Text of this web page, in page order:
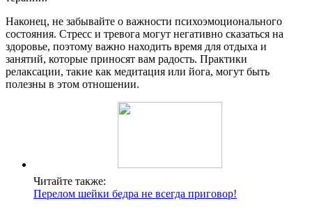
Наконец, не забывайте о важности психоэмоционального
состояния. Стресс и тревога могут негативно сказаться на
здоровье, поэтому важно находить время для отдыха и
занятий, которые приносят вам радость. Практики
релаксации, такие как медитация или йога, могут быть
полезны в этом отношении.
Читайте также:
Перелом шейки бедра не всегда приговор!